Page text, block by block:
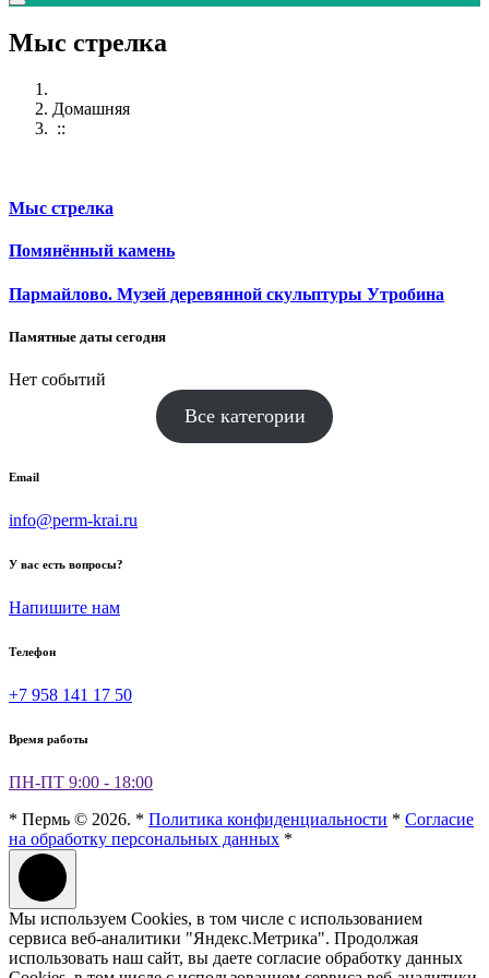
Мыс стрелка
Домашняя
::
Мыс стрелка
Помянённый камень
Пармайлово. Музей деревянной скульптуры Утробина
Памятные даты сегодня
Нет событий
Все категории
Email
info@perm-krai.ru
У вас есть вопросы?
Напишите нам
Телефон
+7 958 141 17 50
Время работы
ПН-ПТ 9:00 - 18:00
* Пермь © 2026. * Политика конфиденциальности * Согласие
на обработку персональных данных *
Мы используем Cookies, в том числе с использованием
сервиса веб-аналитики "Яндекс.Метрика". Продолжая
использовать наш сайт, вы даете согласие обработку данных